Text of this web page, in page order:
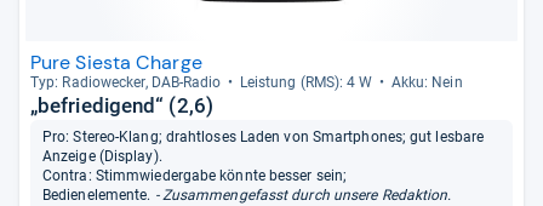
Pure Siesta Charge
Typ: Radio­we­cker, DAB-​Radio Leis­tung (RMS): 4 W Akku: Nein
„befriedigend“ (2,6)
Pro: Stereo-Klang; drahtloses Laden von Smartphones; gut lesbare
Anzeige (Display).
Contra: Stimmwiedergabe könnte besser sein;
Bedienelemente. - Zusammengefasst durch unsere Redaktion.